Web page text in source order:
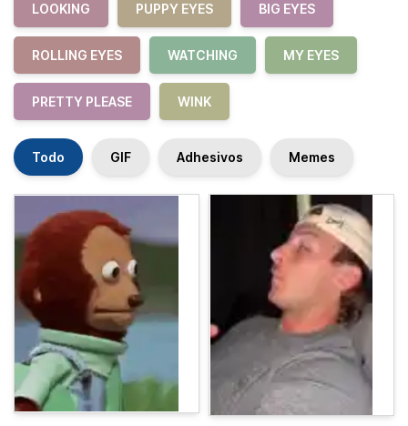
LOOKING PUPPY EYES BIG EYES
ROLLING EYES WATCHING MY EYES
PRETTY PLEASE WINK
Todo GIF Adhesivos Memes